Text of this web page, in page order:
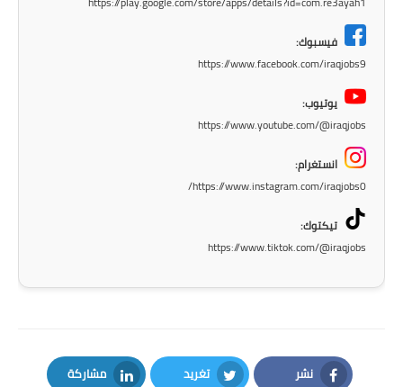
استمارة القبول المركزي
فيسبوك:
https://www.facebook.com/iraqjobs9
يوتيوب:
https://www.youtube.com/@iraqjobs
انستغرام:
https://www.instagram.com/iraqjobs0/
تيكتوك:
https://www.tiktok.com/@iraqjobs
نشر تغريد مشاركة